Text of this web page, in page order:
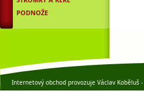
PODNOŽE
Internetový obchod provozuje Václav Koběluš